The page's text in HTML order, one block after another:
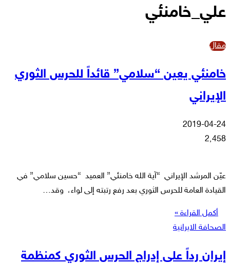
علي_خامنئي
مقال
خامنئي يعين “سلامي” قائداً للحرس الثوري
الإيراني
2019-04-24
2٬458
عيّن المرشد الإيراني “آية الله خامنئي” العميد “حسين سلامي” في
القيادة العامة للحرس الثوري بعد رفع رتبته إلى لواء، وقد…
أكمل القراءة »
الصحافة الايرانية
إيران رداً على إدراج الحرس الثوري كمنظمة